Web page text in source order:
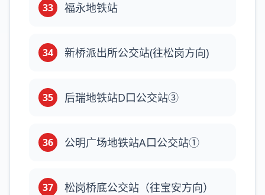
33 福永地铁站
34 新桥派出所公交站(往松岗方向)
35 后瑞地铁站D口公交站③
36 公明广场地铁站A口公交站①
37 松岗桥底公交站（往宝安方向）